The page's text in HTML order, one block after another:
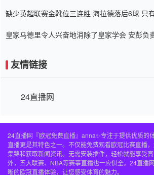
缺少英超联赛金靴位三连胜 海拉德落后6球 只
皇家马德里令人兴奋地消除了皇家学会 安彭负
友情链接
24直播网
24直播网『欧冠免费直播』anna✨专注于提供优质的
直播更是其特色之一。不仅能免费观看欧冠比赛直播
集锦和获取新闻资讯。无需安装插件，轻松就能享受
外，五大联赛、NBA等赛事直播也一应俱全。24直播
晰的欧冠直播体验，让您感受体育的魅力。